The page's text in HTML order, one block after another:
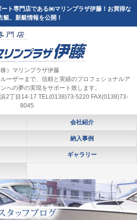
ト専門店である㈱マリンプラザ伊藤！お買得な
艇、新艇情報を公開！
株）マリンプラザ伊藤
ーザーまで、信頼と実績のプロフェショナルア
への夢の実現をサポート致します。
2丁目14-17 TEL(0138)73-5220 FAX(0138)73-
8045
会社紹介
納入事例
ギャラリー